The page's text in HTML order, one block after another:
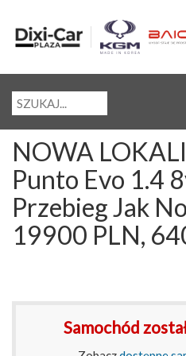
NOWA
Punto Evo 1.4
Przebieg Jak
19900 PLN,
Samochód